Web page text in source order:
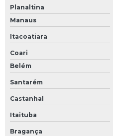
Planaltina
Manaus
Itacoatiara
Coari
Belém
Santarém
Castanhal
Itaituba
Bragança